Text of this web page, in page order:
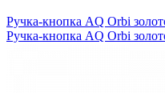
Ручка-кнопка AQ Orbi
Ручка-кнопка AQ Orbi